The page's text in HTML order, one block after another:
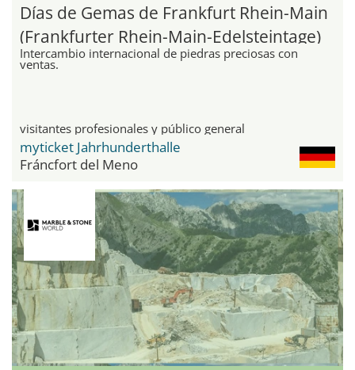
Días de Gemas de Frankfurt Rhein-Main
(Frankfurter Rhein-Main-Edelsteintage)
Intercambio internacional de piedras preciosas con
ventas.
visitantes profesionales y público general
myticket Jahrhunderthalle
Fráncfort del Meno